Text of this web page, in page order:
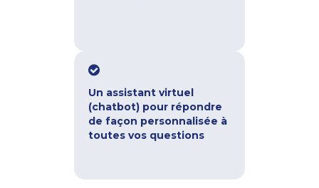
Un assistant virtuel
(chatbot) pour répondre
de façon personnalisée à
toutes vos questions